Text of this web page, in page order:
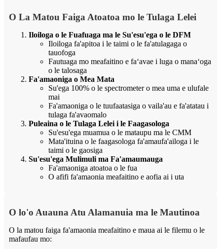
O La Matou Faiga Atoatoa mo le Tulaga Lelei
Iloiloga o le Fuafuaga ma le Su'esu'ega o le DFM
Iloiloga fa'apitoa i le taimi o le fa'atulagaga o
tauofoga
Fautuaga mo meafaitino e faʻavae i luga o manaʻoga
o le talosaga
Fa'amaoniga o Mea Mata
Su'ega 100% o le spectrometer o mea uma e ulufale
mai
Fa'amaoniga o le tuufaatasiga o vaila'au e fa'atatau i
tulaga fa'avaomalo
Puleaina o le Tulaga Lelei i le Faagasologa
Su'esu'ega muamua o le mataupu ma le CMM
Mata'ituina o le faagasologa fa'amaufa'ailoga i le
taimi o le gaosiga
Su'esu'ega Mulimuli ma Fa'amaumauga
Fa'amaoniga atoatoa o le fua
O afifi fa'amaonia meafaitino e aofia ai i uta
O lo'o Auauna Atu Alamanuia ma le Mautinoa
O la matou faiga fa'amaonia meafaitino e maua ai le filemu o le
mafaufau mo: